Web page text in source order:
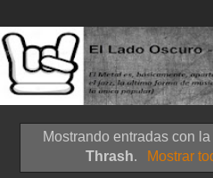
Mostrando entradas con
Thrash. Mostrar